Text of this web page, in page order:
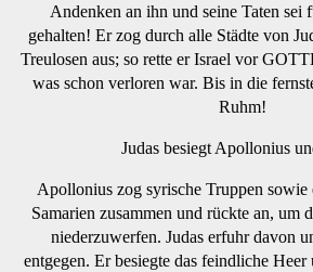
Andenken an ihn und seine Taten sei
gehalten! Er zog durch alle Städte von
Treulosen aus; so rette er Israel vor
was schon verloren war. Bis in die
Ruhm!
Judas besiegt Apollonius
Apollonius zog syrische Truppen sowie
Samarien zusammen und rückte an, um
niederzuwerfen. Judas erfuhr davon
entgegen. Er besiegte das feindliche